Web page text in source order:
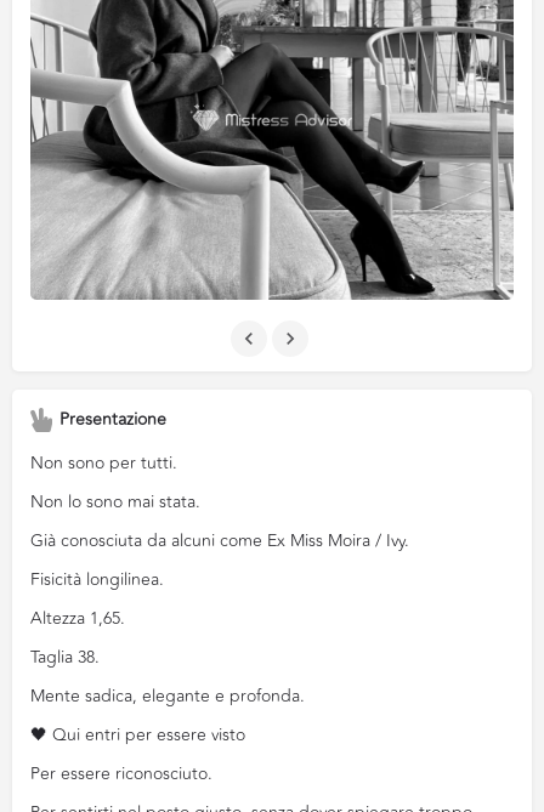
Presentazione
Non sono per tutti.
Non lo sono mai stata.
Già conosciuta da alcuni come Ex Miss Moira / Ivy.
Fisicità longilinea.
Altezza 1,65.
Taglia 38.
Mente sadica, elegante e profonda.
🖤 Qui entri per essere visto
Per essere riconosciuto.